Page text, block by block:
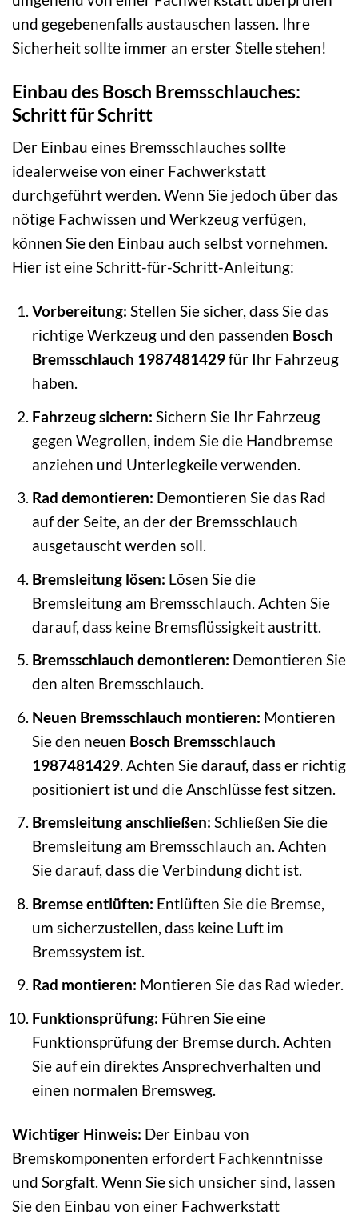
und gegebenenfalls austauschen lassen. Ihre
Sicherheit sollte immer an erster Stelle stehen!
Einbau des Bosch Bremsschlauches:
Schritt für Schritt
Der Einbau eines Bremsschlauches sollte
idealerweise von einer Fachwerkstatt
durchgeführt werden. Wenn Sie jedoch über das
nötige Fachwissen und Werkzeug verfügen,
können Sie den Einbau auch selbst vornehmen.
Hier ist eine Schritt-für-Schritt-Anleitung:
Vorbereitung: Stellen Sie sicher, dass Sie das
richtige Werkzeug und den passenden Bosch
Bremsschlauch 1987481429für Ihr Fahrzeug
haben.
Fahrzeug sichern: Sichern Sie Ihr Fahrzeug
gegen Wegrollen, indem Sie die Handbremse
anziehen und Unterlegkeile verwenden.
Rad demontieren: Demontieren Sie das Rad
auf der Seite, an der der Bremsschlauch
ausgetauscht werden soll.
Bremsleitung lösen: Lösen Sie die
Bremsleitung am Bremsschlauch. Achten Sie
darauf, dass keine Bremsflüssigkeit austritt.
Bremsschlauch demontieren: Demontieren Sie
den alten Bremsschlauch.
Neuen Bremsschlauch montieren: Montieren
Sie den neuen Bosch Bremsschlauch
1987481429. Achten Sie darauf, dass er richtig
positioniert ist und die Anschlüsse fest sitzen.
Bremsleitung anschließen: Schließen Sie die
Bremsleitung am Bremsschlauch an. Achten
Sie darauf, dass die Verbindung dicht ist.
Bremse entlüften: Entlüften Sie die Bremse,
um sicherzustellen, dass keine Luft im
Bremssystem ist.
Rad montieren: Montieren Sie das Rad wieder.
Funktionsprüfung: Führen Sie eine
Funktionsprüfung der Bremse durch. Achten
Sie auf ein direktes Ansprechverhalten und
einen normalen Bremsweg.
Wichtiger Hinweis: Der Einbau von
Bremskomponenten erfordert Fachkenntnisse
und Sorgfalt. Wenn Sie sich unsicher sind, lassen
Sie den Einbau von einer Fachwerkstatt